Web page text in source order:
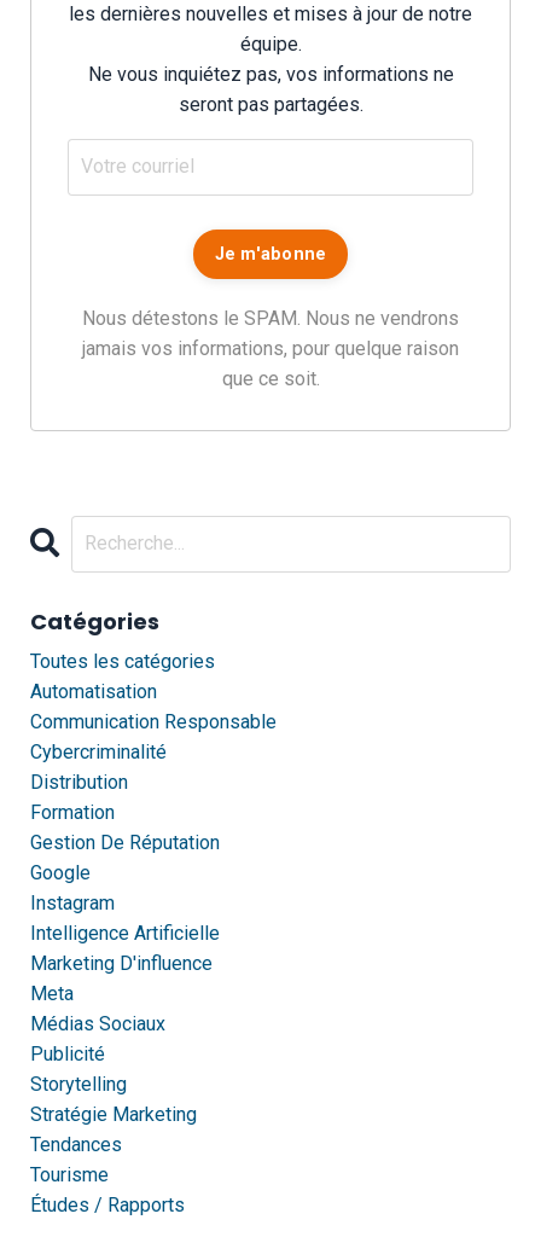
les dernières nouvelles et mises à jour de notre
équipe.
Ne vous inquiétez pas, vos informations ne
seront pas partagées.
Nous détestons le SPAM. Nous ne vendrons
jamais vos informations, pour quelque raison
que ce soit.
Catégories
Toutes les catégories
Automatisation
Communication Responsable
Cybercriminalité
Distribution
Formation
Gestion De Réputation
Google
Instagram
Intelligence Artificielle
Marketing D'influence
Meta
Médias Sociaux
Publicité
Storytelling
Stratégie Marketing
Tendances
Tourisme
Études / Rapports